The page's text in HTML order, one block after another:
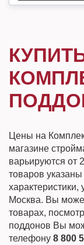
Цены на
магазине
варьируются от
товаров
характеристики,
Москва. Вы
товарах,
поддонов Вы
телефону 8 800